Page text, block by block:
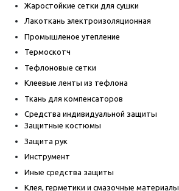
Жаростойкие сетки для сушки
Лакоткань электроизоляционная
Промышленое утепление
Термоскотч
Тефлоновые сетки
Клеевые ленты из тефлона
Ткань для компенсаторов
Средства индивидуальной защиты
Защитные костюмы
Защита рук
Инструмент
Иные средства защиты
Клея, герметики и смазочные материалы